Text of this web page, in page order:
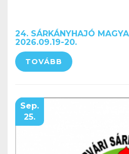
24. SÁRKÁNYHAJÓ
2026.09.19-20.
TOVÁBB
Sep.
25.